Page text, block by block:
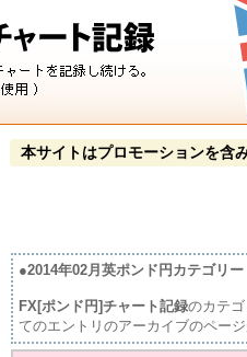
本サイトはプロモーションを含
●2014年02月英ポンド円カテゴリー
FX[ポンド円]チャート記録のカテゴ
てのエントリのアーカイブのペー